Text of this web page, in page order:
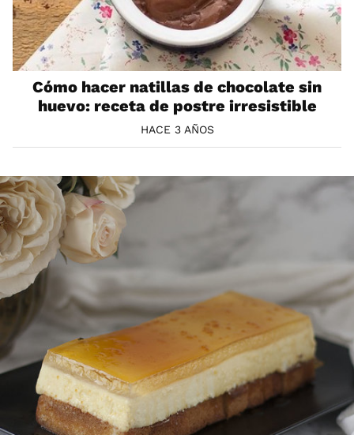
Cómo hacer natillas de chocolate sin
huevo: receta de postre irresistible
HACE 3 AÑOS